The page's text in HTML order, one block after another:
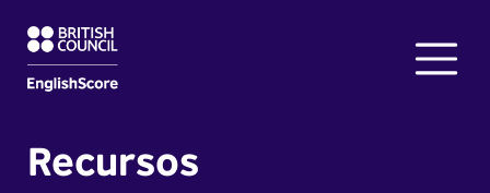
Recursos